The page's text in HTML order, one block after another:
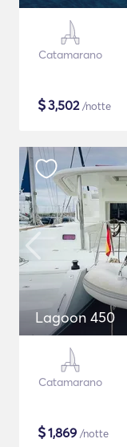
Catamarano
$3,502/notte
Lagoon 450
Catamarano
$1,869 /notte